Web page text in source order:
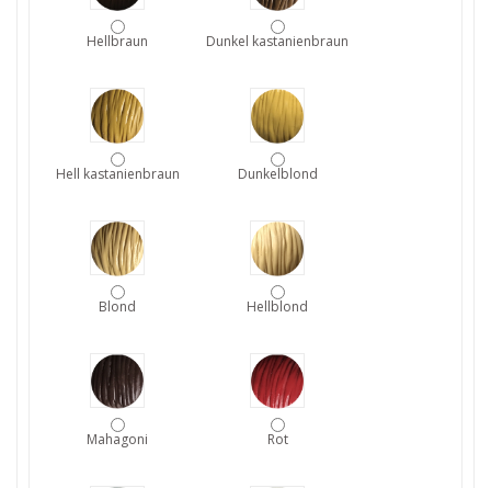
Hellbraun Dunkel kastanienbraun
Hell kastanienbraun Dunkelblond
Blond Hellblond
Mahagoni Rot